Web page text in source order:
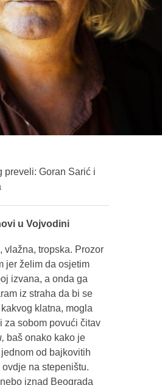
preveli: Goran Sarić i
u Vojvodini
vlažna, tropska. Prozor
jer želim da osjetim
izvana, a onda ga
iz straha da bi se
klatna, mogla
za sobom povući čitav
baš onako kako je
od bajkovitih
na stepeništu.
iznad Beograda